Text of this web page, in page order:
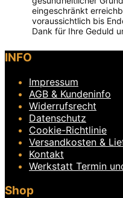
eingeschränkt
voraussichtlich bis
Dank für Ihre Geduld
Dieses
Produkt
mehrere
Varianten
auf.
Die
Optionen
können
auf
der
Produktseite
INFO
Impressum
AGB & Kundeninfo
Widerrufsrecht
Datenschutz
Cookie-Richtlinie
Versandkosten &
Kontakt
Werkstatt Termin
Shop